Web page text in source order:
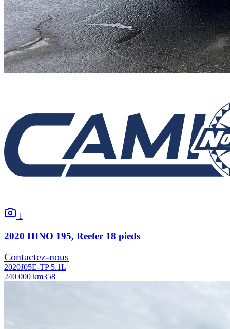
1
2020 HINO 195, Reefer 18 pieds
Contactez-nous
2020J05E-TP 5.1L
240 000 km358